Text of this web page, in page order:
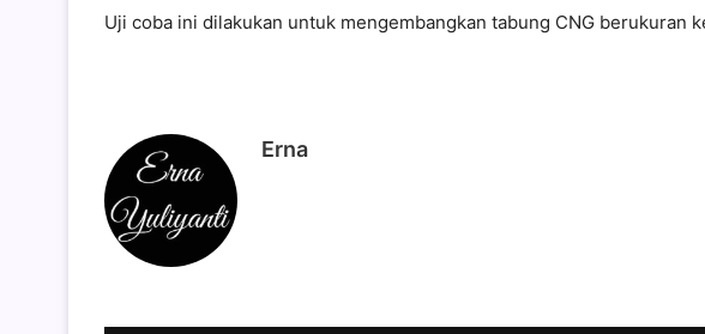
Uji coba ini dilakukan untuk mengembangkan tabung CNG berukuran
Erna